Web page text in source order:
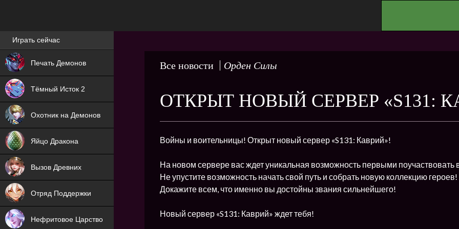
Все новости Орден Силы
ОТКРЫТ НОВЫЙ СЕРВЕР «S131:
Войны и воительницы! Открыт новый сервер «S131: Каврий»!
На новом сервере вас ждет уникальная возможность первыми
Не упустите возможность начать свой путь и собрать новую коллекцию героев!
Докажите всем, что именно вы достойны звания сильнейшего!
Новый сервер «S131: Каврий» ждет тебя!
Лучшие игры онлайн
Играть сейчас
Печать Демонов
NEW
Тёмный Исток 2
NEW
Охотник на Демонов
ХИТ
Яйцо Дракона
NEW
Вызов Древних
ХИТ
Отряд Поддержки
ХИТ
Нефритовое Царство